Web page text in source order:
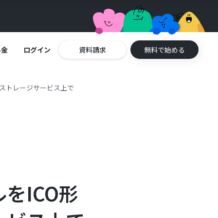
ログイン 資料請求 無料で始める
トレージサービス上で
をICO形